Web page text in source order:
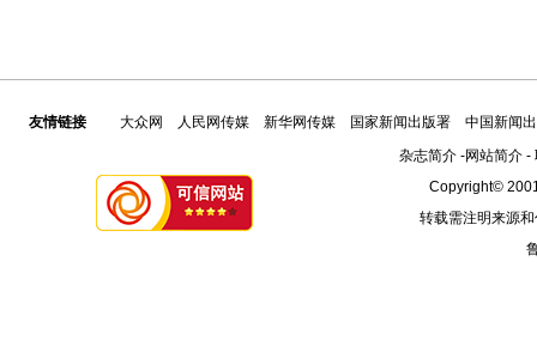
友情链接 大众网 人民网传媒 新华网传媒 国家新闻出版署
中国新闻
杂志简介-网站简介-
Copyright©
转载需注明来源